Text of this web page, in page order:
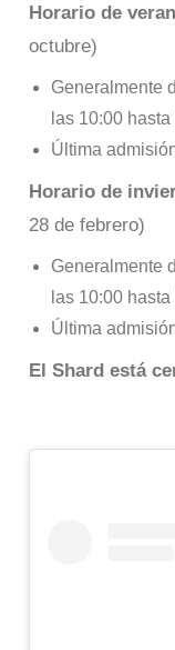
Horario de
octubre)
Generalmente
las 10:00
Última
Horario de
28 de febrero)
Generalmente
las 10:00
Última
El Shard está